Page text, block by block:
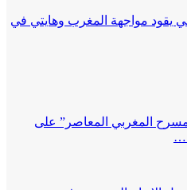
يقود مواجهة المغرب وهايتي في
المغربي المعاصر” على